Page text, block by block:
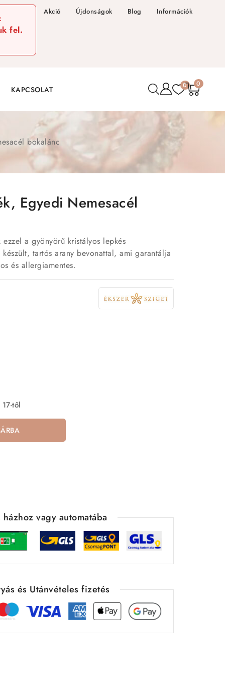
fel.
Akció Újdonságok Blog Információk
KAPCSOLAT 0 0
bokalánc
Egyedi Nemesacél
a gyönyörű kristályos lepkés
tartós arany bevonattal, ami garantálja
és allergiamentes.
től
házhoz vagy automatába
és Utánvételes fizetés